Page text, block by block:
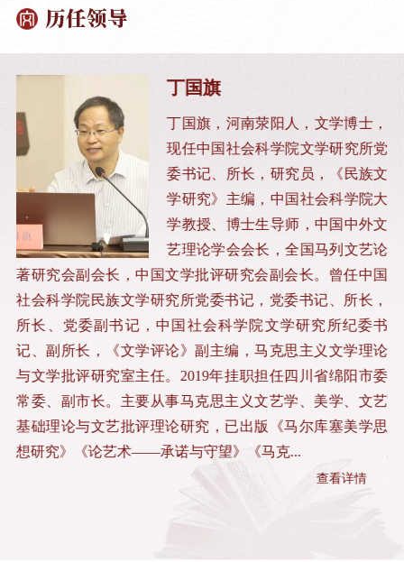
历任领导
丁国旗
查看详情
丁国旗，河南荥阳人，文学博士，
现任中国社会科学院文学研究所党
委书记、所长，研究员，《民族文
学研究》主编，中国社会科学院大
学教授、博士生导师，中国中外文
艺理论学会会长，全国马列文艺论
著研究会副会长，中国文学批评研究会副会长。曾任中国
社会科学院民族文学研究所党委书记，党委书记、所长，
所长、党委副书记，中国社会科学院文学研究所纪委书
记、副所长，《文学评论》副主编，马克思主义文学理论
与文学批评研究室主任。2019年挂职担任四川省绵阳市委
常委、副市长。主要从事马克思主义文艺学、美学、文艺
基础理论与文艺批评理论研究，已出版《马尔库塞美学思
想研究》《论艺术——承诺与守望》《马克...